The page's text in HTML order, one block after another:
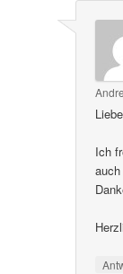
Ich